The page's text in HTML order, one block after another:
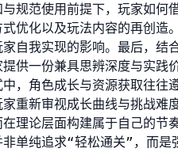
规范使用前提下，玩家如何
优化以及玩法内容的再创造
自我实现的影响。最后，结
供一份兼具思辨深度与实践
，角色成长与资源获取往往
重新审视成长曲线与挑战难
理论层面构建属于自己的节奏
单纯追求“轻松通关”，而是